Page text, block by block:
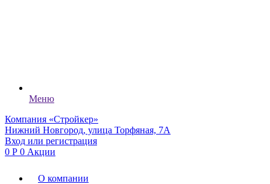
Меню
Компания «Стройкер»
Нижний Новгород, улица Торфяная, 7А
Вход или регистрация
0 Р 0 Акции
О компании